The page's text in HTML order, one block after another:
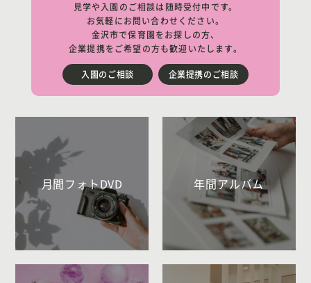
見学や入園のご相談は随時受付中です。
お気軽にお問い合わせください。
金沢市で保育園をお探しの方、
企業提携をご希望の方も歓迎いたします。
入園のご相談 企業提携のご相談
月間フォトDVD 年間アルバム